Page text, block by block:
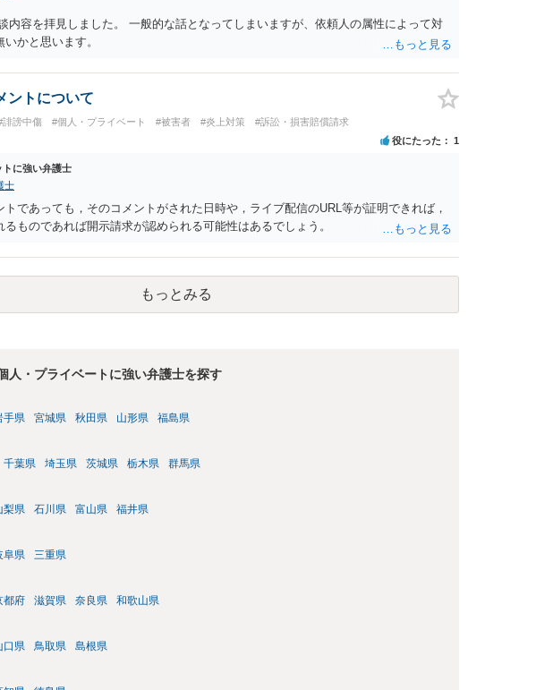
内容を拝見しました。 一般的な話となってしまいますが、依頼人の属性によって対
かと思います。
ントについて
誹謗中傷 #個人・プライベート #被害者 #炎上対策 #訴訟・損害賠償請求
役にたった 1
トに強い弁護士
士
トであっても，そのコメントがされた日時や，ライブ配信のURL等が証明できれば，
ものであれば開示請求が認められる可能性はあるでしょう。
もっとみる
人・プライベートに強い弁護士を探す
手県 宮城県 秋田県 山形県 福島県
千葉県 埼玉県 茨城県 栃木県 群馬県
梨県 石川県 富山県 福井県
阜県 三重県
都府 滋賀県 奈良県 和歌山県
口県 鳥取県 島根県